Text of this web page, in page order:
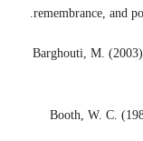
remembrance, and
Barghouti, M.
Booth, W. C.